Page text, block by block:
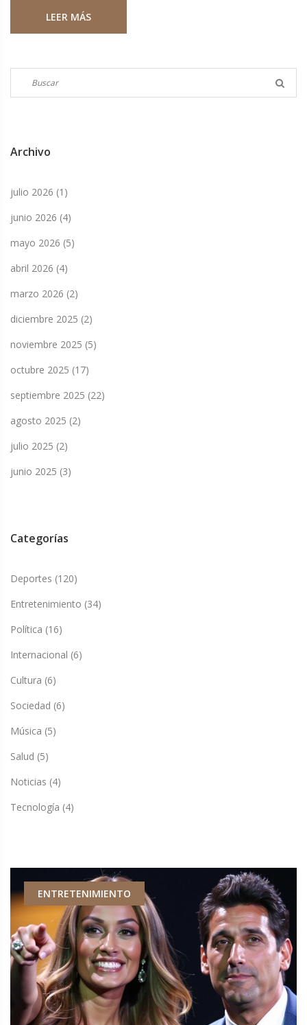
bienestar emocional. Subraya la importancia de políticas
LEER MÁS
Archivo
julio 2026 (1)
junio 2026 (4)
mayo 2026 (5)
abril 2026 (4)
marzo 2026 (2)
diciembre 2025 (2)
noviembre 2025 (5)
octubre 2025 (17)
septiembre 2025 (22)
agosto 2025 (2)
julio 2025 (2)
junio 2025 (3)
Categorías
Deportes (120)
Entretenimiento (34)
Política (16)
Internacional (6)
Cultura (6)
Sociedad (6)
Música (5)
Salud (5)
Noticias (4)
Tecnología (4)
ENTRETENIMIENTO